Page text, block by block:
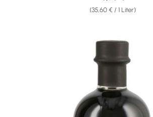
(35,60 € / 1 Liter)